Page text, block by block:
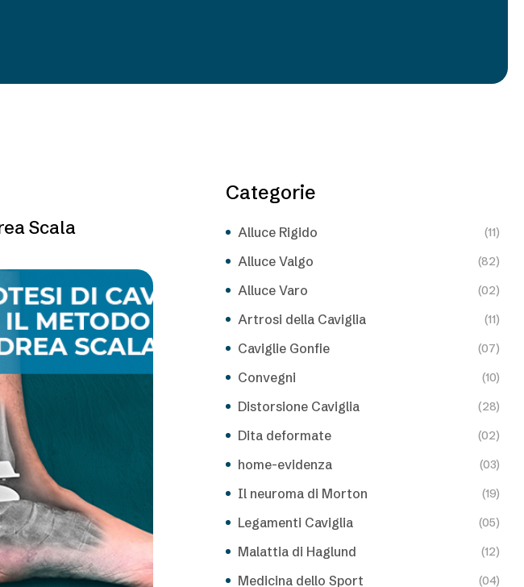
Scala
Categorie
Alluce Rigido (11)
Alluce Valgo (82)
Alluce Varo (02)
Artrosi della Caviglia (11)
Caviglie Gonfie (07)
Convegni (10)
Distorsione Caviglia (28)
Dita deformate (02)
home-evidenza (03)
Il neuroma di Morton (19)
Legamenti Caviglia (05)
Malattia di Haglund (12)
Medicina dello Sport (04)